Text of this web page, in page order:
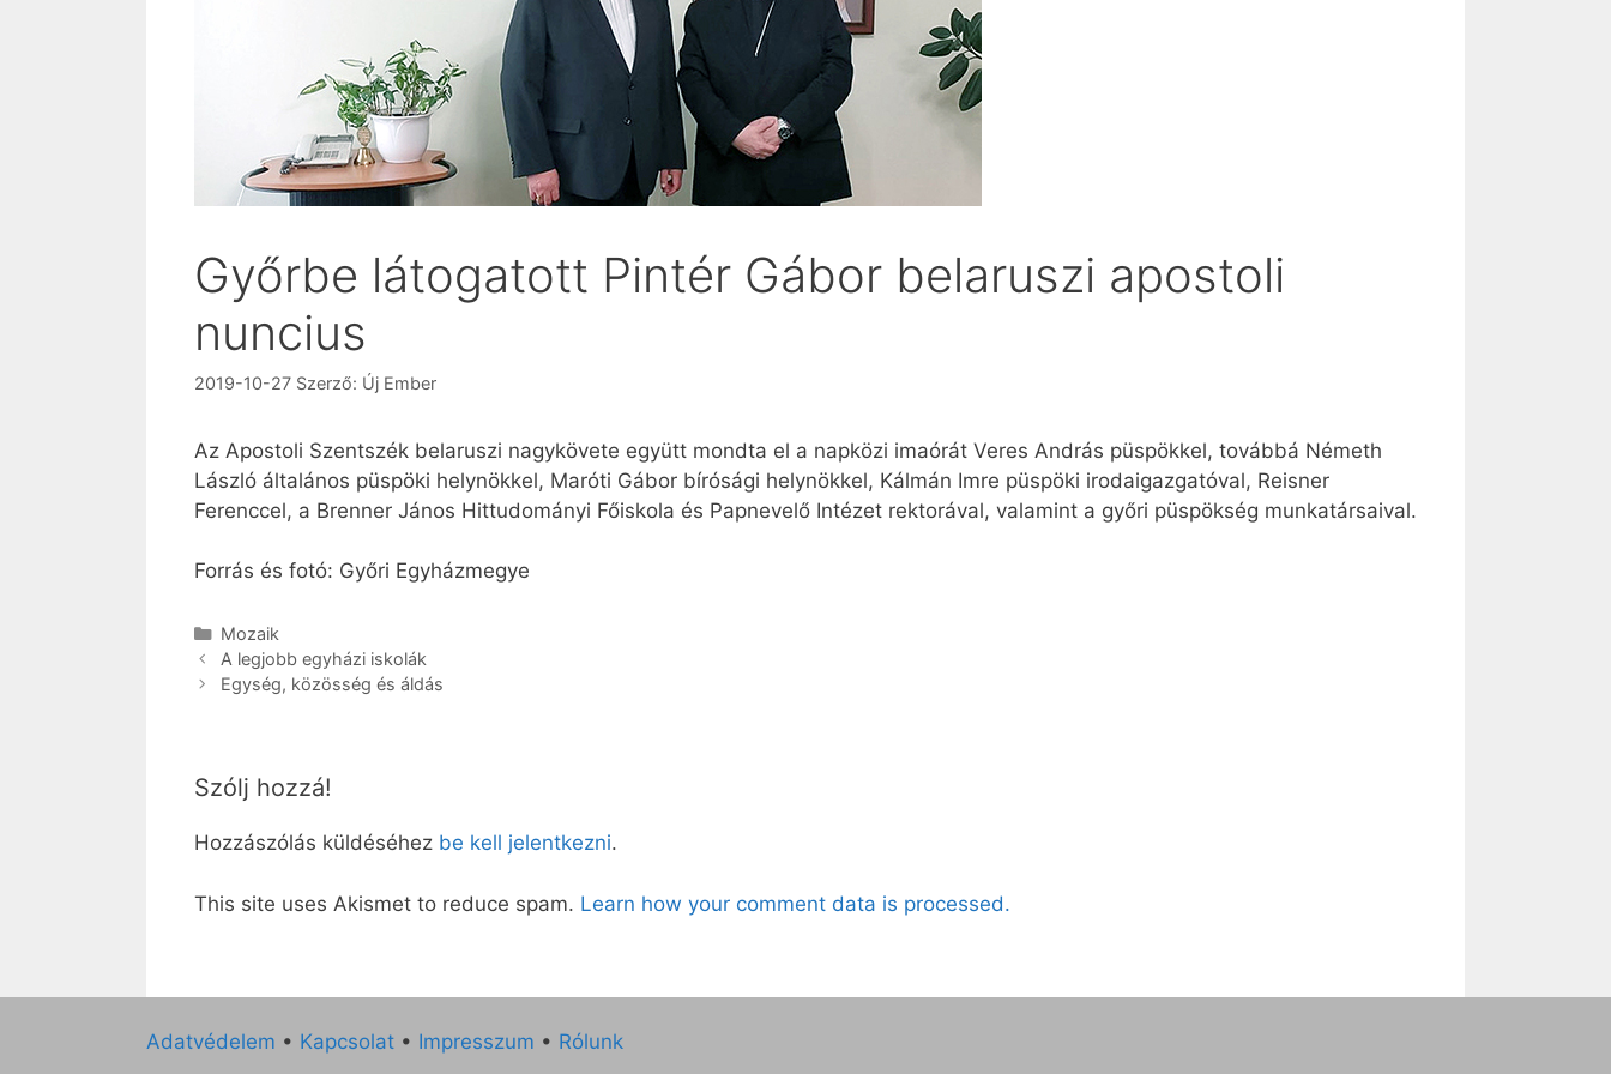
Győrbe látogatott Pintér Gábor belaruszi apostoli
nuncius
2019-10-27 Szerző: Új Ember
Az Apostoli Szentszék belaruszi nagykövete együtt mondta el a napközi imaórát Veres András püspökkel, továbbá Németh
László általános püspöki helynökkel, Maróti Gábor bírósági helynökkel, Kálmán Imre püspöki irodaigazgatóval, Reisner
Ferenccel, a Brenner János Hittudományi Főiskola és Papnevelő Intézet rektorával, valamint a győri püspökség munkatársaival.
Forrás és fotó: Győri Egyházmegye
Kategória
Mozaik
A legjobb egyházi iskolák
Egység, közösség és áldás
Szólj hozzá!
Hozzászólás küldéséhez be kell jelentkezni.
This site uses Akismet to reduce spam. Learn how your comment data is processed.
Adatvédelem • Kapcsolat • Impresszum • Rólunk